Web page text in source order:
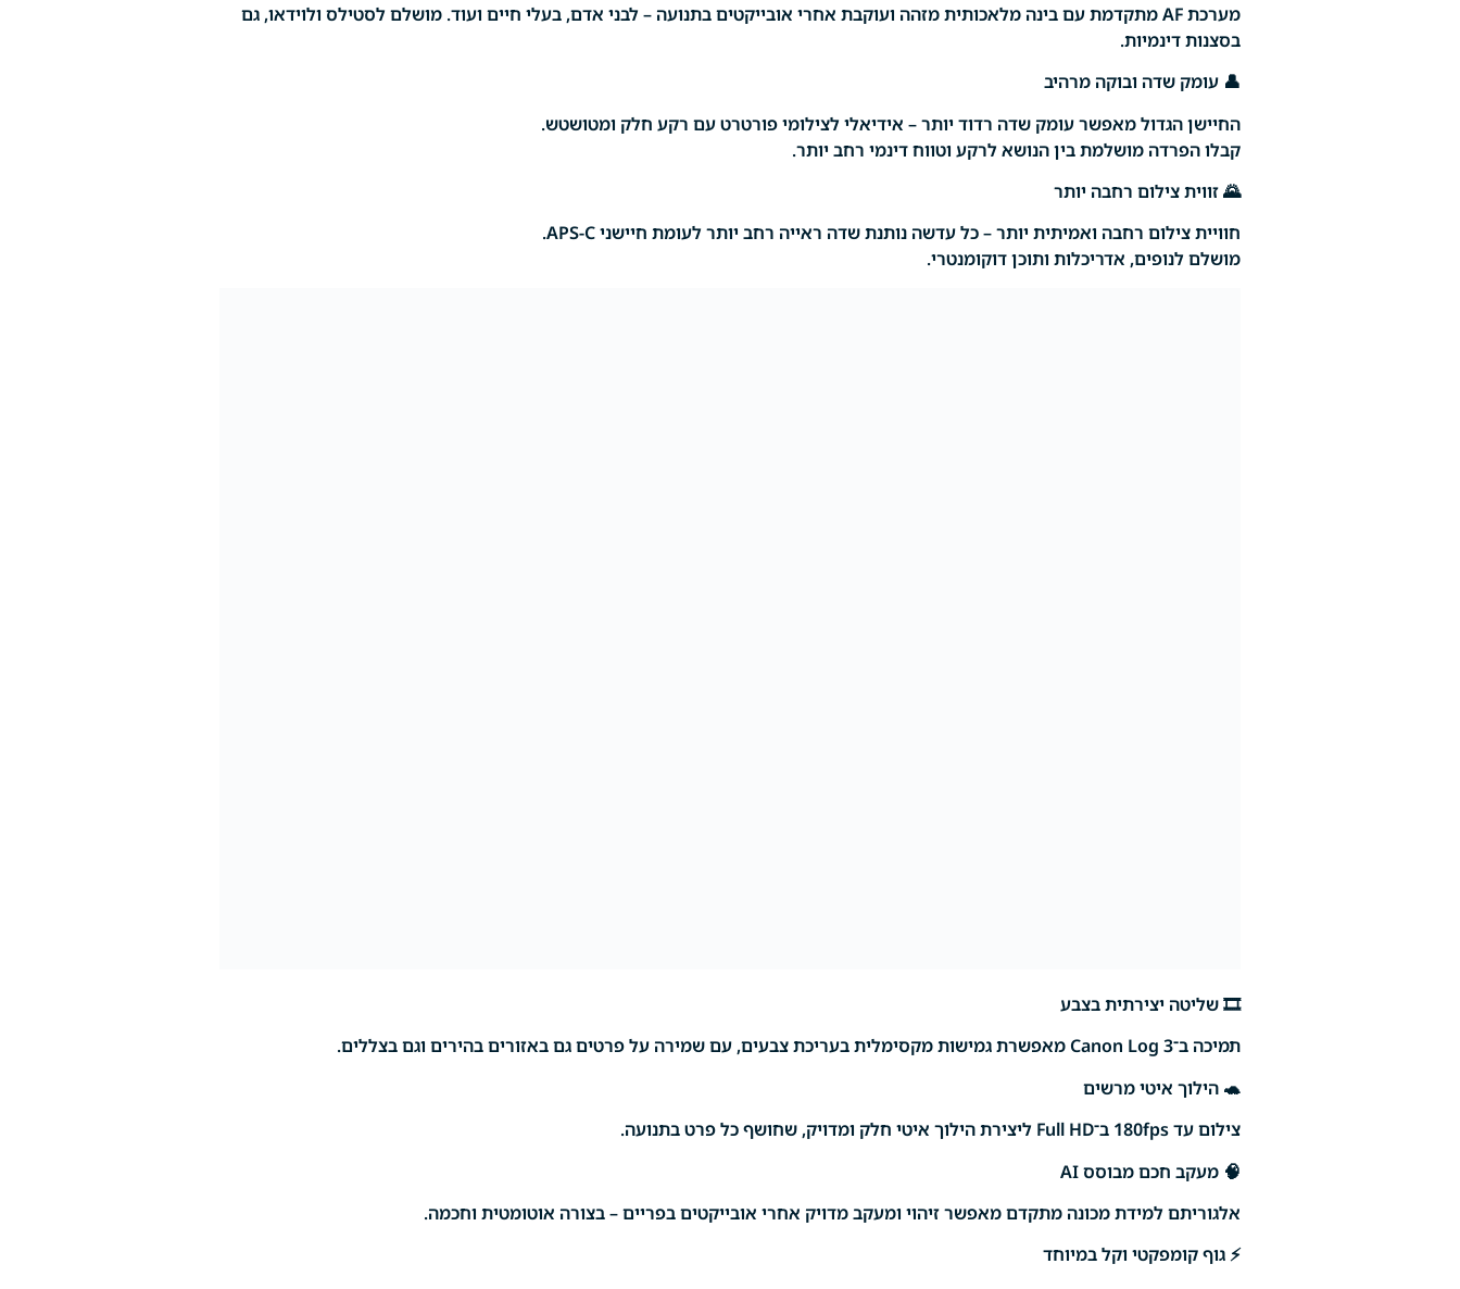
מערכת AF מתקדמת עם בינה מלאכותית מזהה ועוקבת אחרי אובייקטים בתנועה – לבני אדם, בעלי חיים ועוד. מושלם לסטילס ולוידאו, גם
בסצנות דינמיות.
👤 עומק שדה ובוקה מרהיב
החיישן הגדול מאפשר עומק שדה רדוד יותר – אידיאלי לצילומי פורטרט עם רקע חלק ומטושטש.
קבלו הפרדה מושלמת בין הנושא לרקע וטווח דינמי רחב יותר.
🌄 זווית צילום רחבה יותר
חוויית צילום רחבה ואמיתית יותר – כל עדשה נותנת שדה ראייה רחב יותר לעומת חיישני APS-C.
מושלם לנופים, אדריכלות ותוכן דוקומנטרי.
🎞️ שליטה יצירתית בצבע
תמיכה ב־Canon Log 3 מאפשרת גמישות מקסימלית בעריכת צבעים, עם שמירה על פרטים גם באזורים בהירים וגם בצללים.
🐢 הילוך איטי מרשים
צילום עד 180fps ב־Full HD ליצירת הילוך איטי חלק ומדויק, שחושף כל פרט בתנועה.
🧠 מעקב חכם מבוסס AI
אלגוריתם למידת מכונה מתקדם מאפשר זיהוי ומעקב מדויק אחרי אובייקטים בפריים – בצורה אוטומטית וחכמה.
⚡ גוף קומפקטי וקל במיוחד